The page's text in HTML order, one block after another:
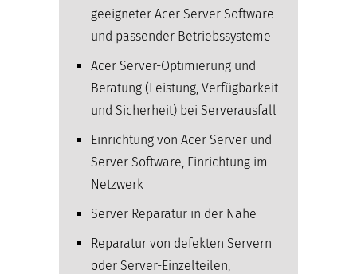
geeigneter Acer Server-Software
und passender Betriebssysteme
Acer Server-Optimierung und
Beratung (Leistung, Verfügbarkeit
und Sicherheit) bei Serverausfall
Einrichtung von Acer Server und
Server-Software, Einrichtung im
Netzwerk
Server Reparatur in der Nähe
Reparatur von defekten Servern
oder Server-Einzelteilen,